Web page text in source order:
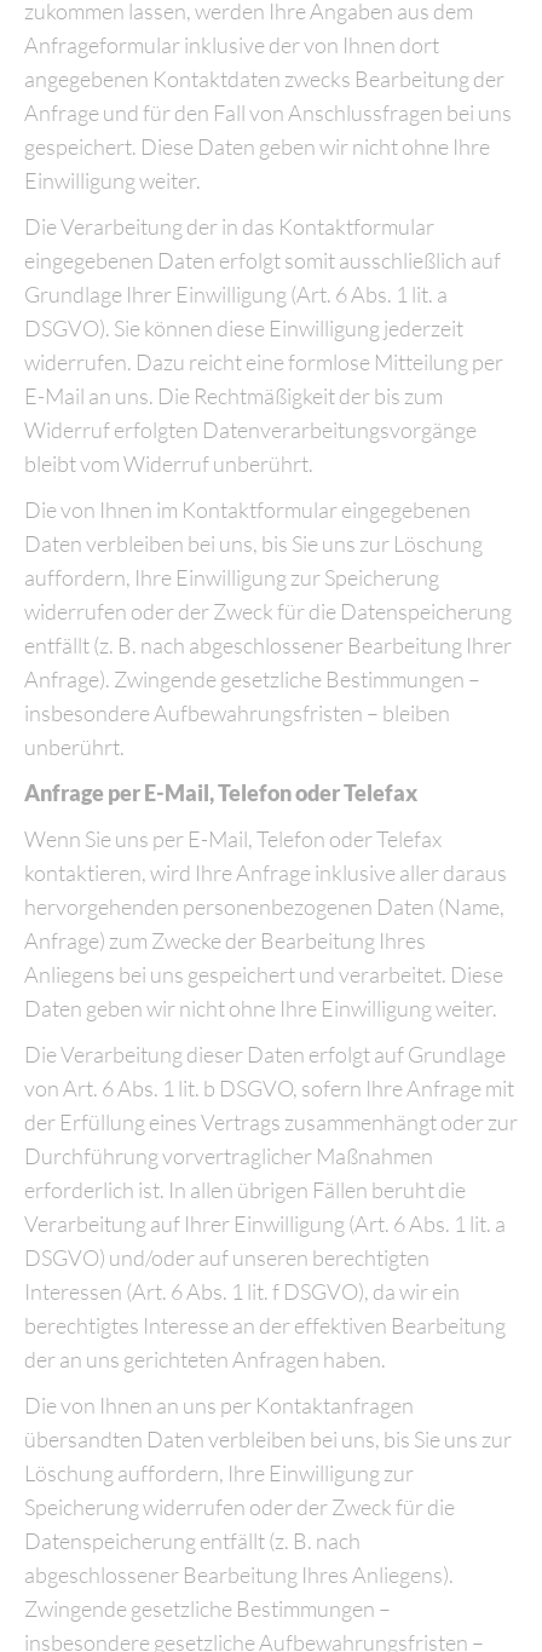
zukommen lassen, werden Ihre Angaben aus dem
Anfrageformular inklusive der von Ihnen dort
angegebenen Kontaktdaten zwecks Bearbeitung der
Anfrage und für den Fall von Anschlussfragen bei uns
gespeichert. Diese Daten geben wir nicht ohne Ihre
Einwilligung weiter.
Die Verarbeitung der in das Kontaktformular
eingegebenen Daten erfolgt somit ausschließlich auf
Grundlage Ihrer Einwilligung (Art. 6 Abs. 1 lit. a
DSGVO). Sie können diese Einwilligung jederzeit
widerrufen. Dazu reicht eine formlose Mitteilung per
E-Mail an uns. Die Rechtmäßigkeit der bis zum
Widerruf erfolgten Datenverarbeitungsvorgänge
bleibt vom Widerruf unberührt.
Die von Ihnen im Kontaktformular eingegebenen
Daten verbleiben bei uns, bis Sie uns zur Löschung
auffordern, Ihre Einwilligung zur Speicherung
widerrufen oder der Zweck für die Datenspeicherung
entfällt (z. B. nach abgeschlossener Bearbeitung Ihrer
Anfrage). Zwingende gesetzliche Bestimmungen –
insbesondere Aufbewahrungsfristen – bleiben
unberührt.
Anfrage per E-Mail, Telefon oder Telefax
Wenn Sie uns per E-Mail, Telefon oder Telefax
kontaktieren, wird Ihre Anfrage inklusive aller daraus
hervorgehenden personenbezogenen Daten (Name,
Anfrage) zum Zwecke der Bearbeitung Ihres
Anliegens bei uns gespeichert und verarbeitet. Diese
Daten geben wir nicht ohne Ihre Einwilligung weiter.
Die Verarbeitung dieser Daten erfolgt auf Grundlage
von Art. 6 Abs. 1 lit. b DSGVO, sofern Ihre Anfrage mit
der Erfüllung eines Vertrags zusammenhängt oder zur
Durchführung vorvertraglicher Maßnahmen
erforderlich ist. In allen übrigen Fällen beruht die
Verarbeitung auf Ihrer Einwilligung (Art. 6 Abs. 1 lit. a
DSGVO) und/oder auf unseren berechtigten
Interessen (Art. 6 Abs. 1 lit. f DSGVO), da wir ein
berechtigtes Interesse an der effektiven Bearbeitung
der an uns gerichteten Anfragen haben.
Die von Ihnen an uns per Kontaktanfragen
übersandten Daten verbleiben bei uns, bis Sie uns zur
Löschung auffordern, Ihre Einwilligung zur
Speicherung widerrufen oder der Zweck für die
Datenspeicherung entfällt (z. B. nach
abgeschlossener Bearbeitung Ihres Anliegens).
Zwingende gesetzliche Bestimmungen –
insbesondere gesetzliche Aufbewahrungsfristen –